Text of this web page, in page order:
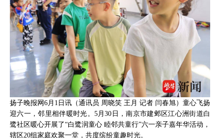
扬子晚报网6月1日讯（通讯员 周晓笑 王月 记者 闫春旭）童心飞扬
迎六一，邻里相伴暖时光。5月30日，南京市建邺区江心洲街道白
鹭社区暖心开展了“白鹭润童心 睦邻共童行”六一亲子嘉年华活动，
辖区20组家庭欢聚一堂，共度缤纷童趣时光。